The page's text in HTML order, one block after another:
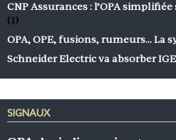
CNP Assurances : l’OPA
(1)
OPA, OPE, fusions, rumeurs… La
Schneider Electric va absorber
SIGNAUX